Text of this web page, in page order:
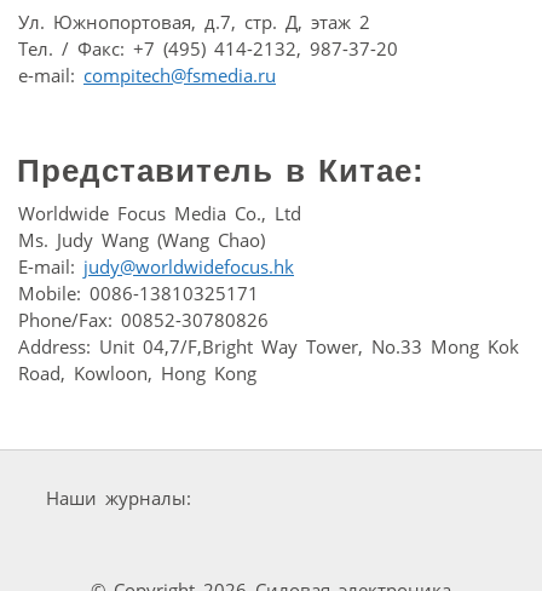
Ул. Южнопортовая, д.7, стр. Д, этаж 2
Тел. / Факс: +7 (495) 414-2132, 987-37-20
e-mail: compitech@fsmedia.ru
Представитель в Китае:
Worldwide Focus Media Co., Ltd
Ms. Judy Wang (Wang Chao)
E-mail: judy@worldwidefocus.hk
Mobile: 0086-13810325171
Phone/Fax: 00852-30780826
Address: Unit 04,7/F,Bright Way Tower, No.33 Mong Kok
Road, Kowloon, Hong Kong
Наши журналы: